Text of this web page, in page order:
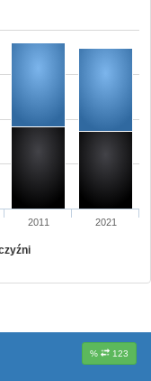
2011 2021
% 123